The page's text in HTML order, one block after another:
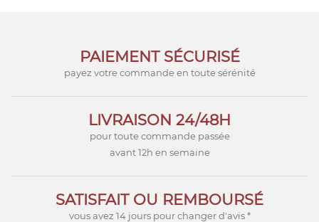
PAIEMENT SÉCURISÉ
payez votre commande en toute sérénité
LIVRAISON 24/48H
pour toute commande passée
avant 12h en semaine
SATISFAIT OU REMBOURSÉ
vous avez 14 jours pour changer d'avis *